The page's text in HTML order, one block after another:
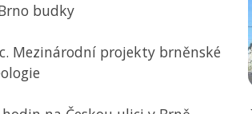
budky
Mezinárodní projekty brněnské